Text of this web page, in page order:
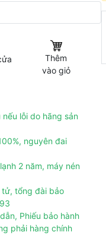
Thêm
vào giỏ
lỗi do hãng sản
nguyên đai
2 năm, máy nén
tử, tổng đài bảo
Phiếu bảo hành
phải hàng chính